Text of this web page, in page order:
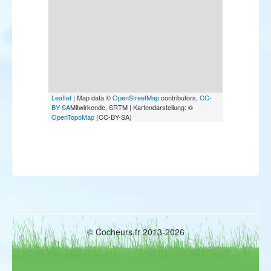
Leaflet | Map data ©OpenStreetMapcontributors, CC-
BY-SAMitwirkende, SRTM | Kartendarstellung: ©
OpenTopoMap (CC-BY-SA)
© Cocheurs.fr 2013-2026